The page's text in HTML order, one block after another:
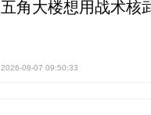
五角大楼想用战术核
2026-08-07 09:50:33